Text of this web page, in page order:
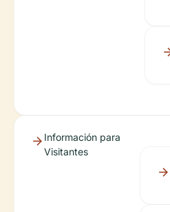
Información para
Visitantes